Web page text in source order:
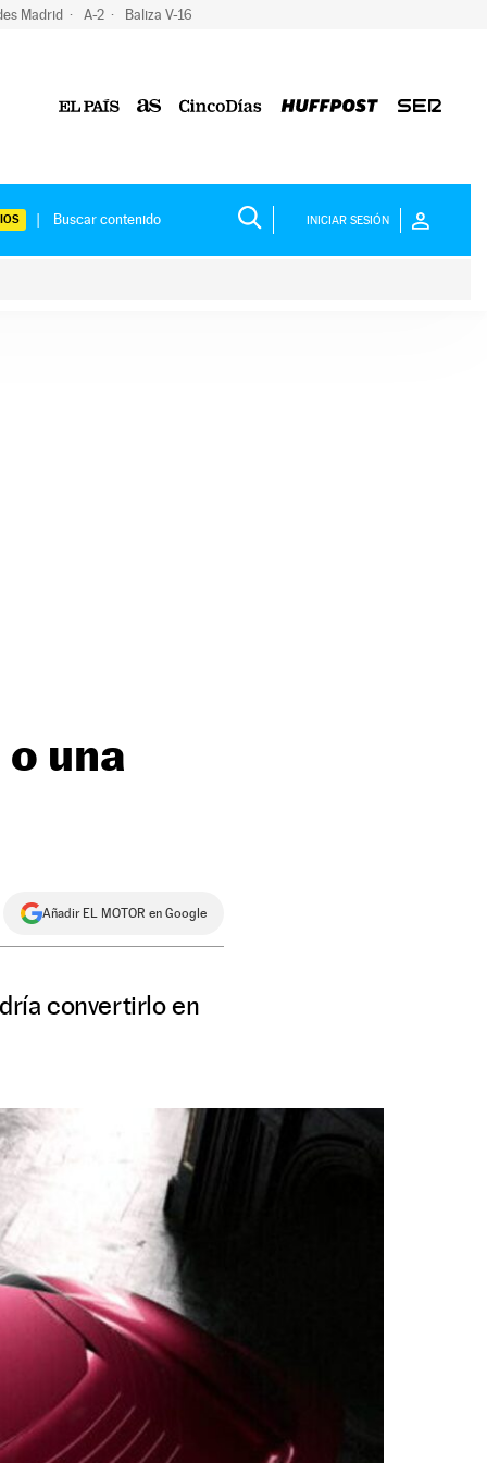
Madrid A-2 Baliza V-16
INICIAR SESIÓN
una
Añadir EL MOTOR en Google
convertirlo en